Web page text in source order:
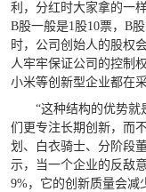
利，分红时大家拿的一
B股一般是1股10票，B
时，公司创始人的股权
人牢牢保证公司的控制
小米等创新型企业都在
“这种结构的优势
们更专注长期创新，而
划、白衣骑士、分阶段
示，当一个企业的反敌
9%，它的创新质量会减